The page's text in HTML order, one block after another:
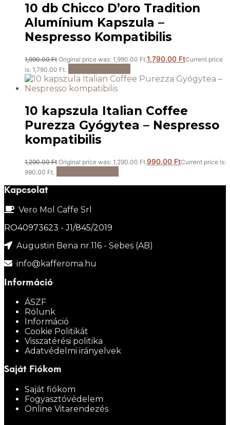
10 db Chicco D’oro Tradition
Alumínium Kapszula –
Nespresso Kompatibilis
1,990.00Ft Original price was: 1,990.00 Ft.1,790.00 FtCurrent price
is: 1,790.00 Ft.
10 kapszula Italian Coffee
Purezza Gyógytea – Nespresso
kompatibilis
1,290.00Ft Original price was: 1,290.00 Ft.990.00 FtCurrent price is:
990.00 Ft.
Kapcsolat
Vero Mol Caffe Srl
RO40973623 - J1/845/2019
Augustin Bena nr.116 - Sebes (AB)
info@kafferoma.hu
Információ
ÁSZF
Rólunk
Információ
Cookie Politikát
Visszatérési politika
Adatvédelmi irányelvek
Saját Fiókom
Saját fiókom
Fogyasztóvédelem
Online Vitarendezés